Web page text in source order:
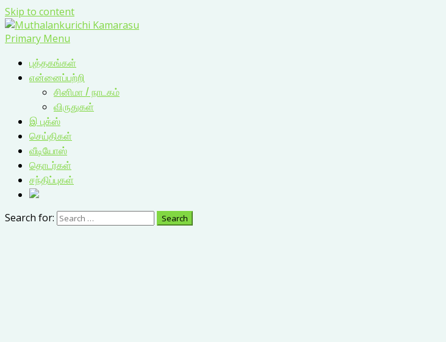
Skip to content
Primary Menu
புத்தகங்கள்
என்னைப்பற்றி
சினிமா / நாடகம்
விருதுகள்
இ புக்ஸ்
செய்திகள்
வீடியோஸ்
தொடர்கள்
சந்திப்புகள்
Search for: